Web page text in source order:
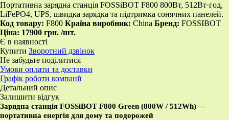
Портативна зарядна станція FOSSiBOT F800 800Вт, 512Вт·год,
LiFePO4, UPS, швидка зарядка та підтримка сонячних панелей.
Код товару: F800 Країна виробник: China Бренд: FOSSIBOT
Ціна: 17900 грн. /шт.
Є в наявності
Купити Зворотний дзвінок
Не забудьте поділитися
Умови оплати та доставки
Графік роботи компанії
Детальний опис
Залишити відгук
Зарядна станція FOSSiBOT F800 Green (800W / 512Wh) —
портативна енергія для дому та подорожей